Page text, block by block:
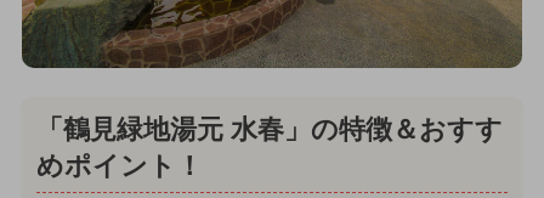
「鶴見緑地湯元 水春」の特徴＆おすす
めポイント！